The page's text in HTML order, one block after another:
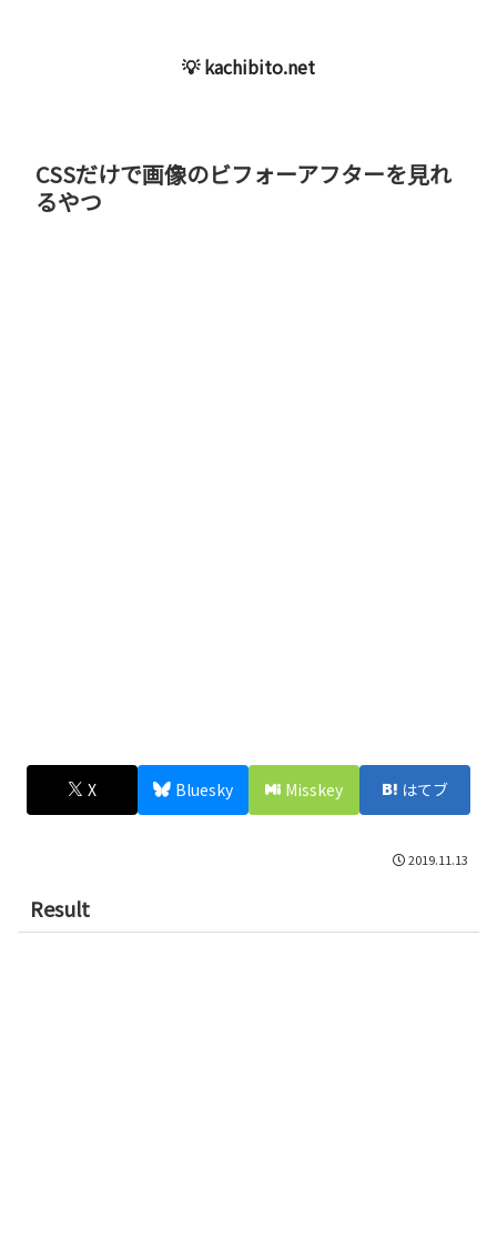
💡 kachibito.net
CSSだけで画像のビフォーアフターを見れ
るやつ
X Bluesky Misskey はてブ
2019.11.13
Result